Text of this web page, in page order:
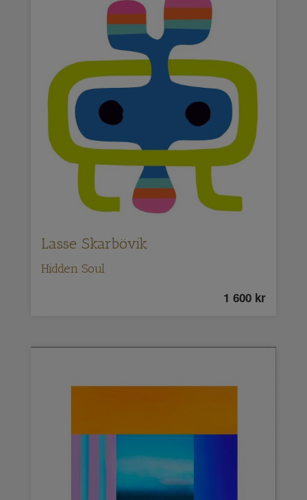
Lasse Skarbövik
Hidden Soul
1 600 kr